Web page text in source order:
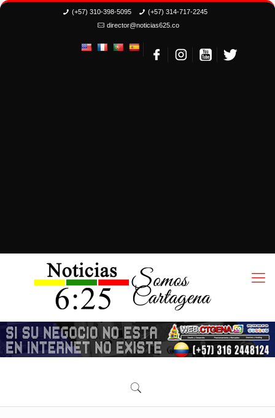
(+57) 310-398-5095
(+57) 314-717-2245
director@noticias625.co